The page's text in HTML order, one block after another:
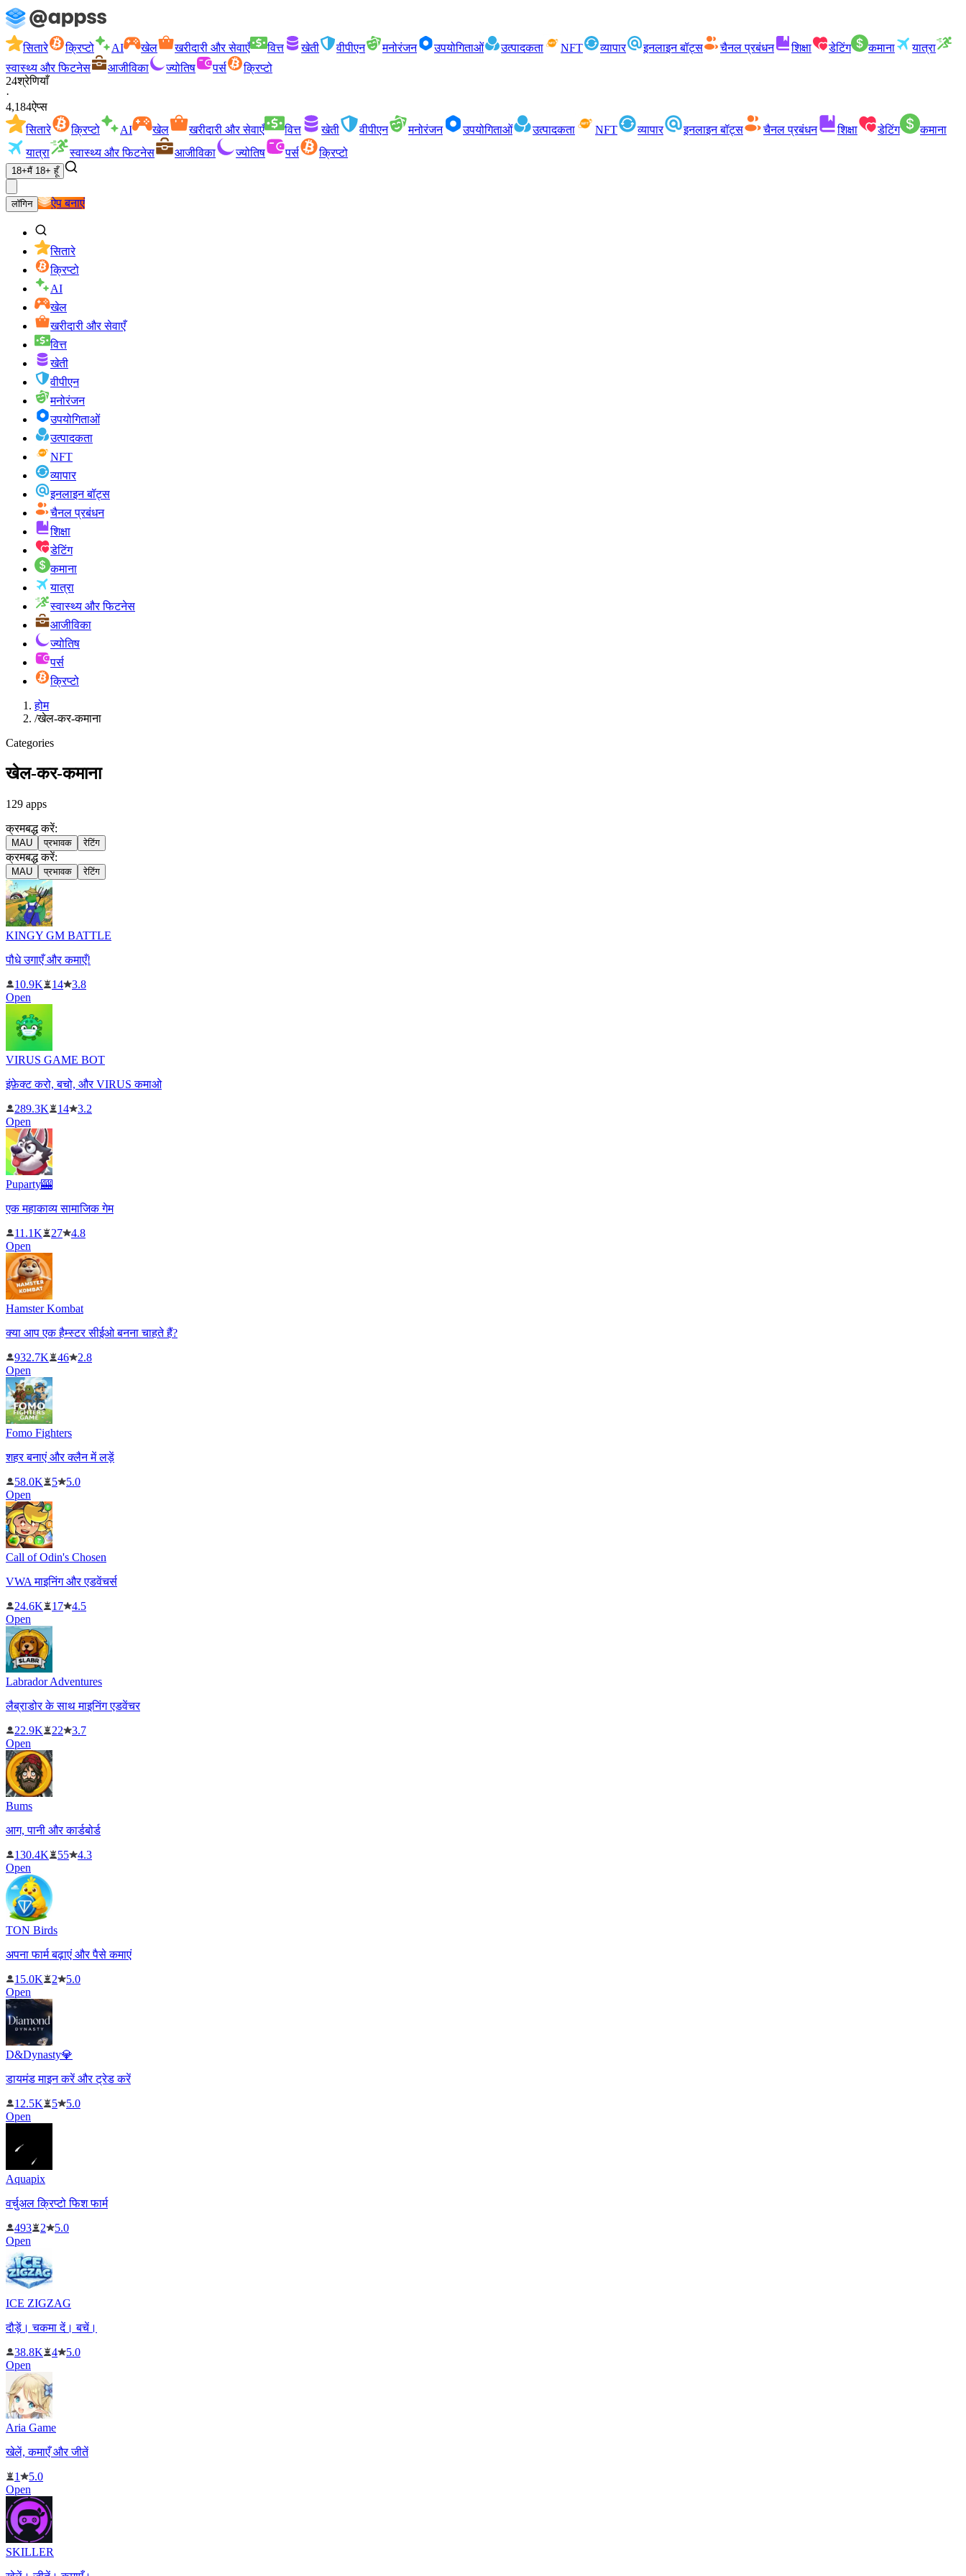
सितारे क्रिप्टो AI खेल खरीदारी और सेवाएँ वित्त खेती वीपीएन मनोरंजन उपयोगिताओं उत्पादकता NFT व्यापार इनलाइन बॉट्स चैनल प्रबंधन शिक्षा डेटिंग कमाना
यात्रा
स्वास्थ्य और फिटनेस
आजीविका ज्योतिष पर्स
क्रिप्टो
24श्रेणियाँ
·
4,184ऐप्स
सितारे
क्रिप्टो AI खेल खरीदारी और सेवाएँ वित्त खेती वीपीएन मनोरंजन उपयोगिताओं उत्पादकता NFT व्यापार इनलाइन बॉट्स चैनल प्रबंधन शिक्षा डेटिंग
कमाना
यात्रा
स्वास्थ्य और फिटनेस आजीविका ज्योतिष पर्स क्रिप्टो
18+मैं 18+ हूँ
लॉगिन ऐप बनाएं
सितारे
क्रिप्टो
AI
खेल
खरीदारी और सेवाएँ
वित्त
खेती
वीपीएन
मनोरंजन
उपयोगिताओं
उत्पादकता
NFT
व्यापार
इनलाइन बॉट्स
चैनल प्रबंधन
शिक्षा
डेटिंग
कमाना
यात्रा
स्वास्थ्य और फिटनेस
आजीविका
ज्योतिष
पर्स
क्रिप्टो
होम
/खेल-कर-कमाना
Categories
खेल-कर-कमाना
129 apps
क्रमबद्ध करें:
MAU प्रभावक रेटिंग
क्रमबद्ध करें:
MAU प्रभावक रेटिंग
KINGY GM BATTLE
पौधे उगाएँ और कमाएँ!
10.9K
14
3.8
Open
VIRUS GAME BOT
इंफ़ेक्ट करो, बचो, और VIRUS कमाओ
289.3K
14
3.2
Open
Puparty🎰
एक महाकाव्य सामाजिक गेम
11.1K
27
4.8
Open
Hamster Kombat
क्या आप एक हैम्स्टर सीईओ बनना चाहते हैं?
932.7K
46
2.8
Open
Fomo Fighters
शहर बनाएं और क्लैन में लड़ें
58.0K
5
5.0
Open
Call of Odin's Chosen
VWA माइनिंग और एडवेंचर्स
24.6K
17
4.5
Open
Labrador Adventures
लैब्राडोर के साथ माइनिंग एडवेंचर
22.9K
22
3.7
Open
Bums
आग, पानी और कार्डबोर्ड
130.4K
55
4.3
Open
TON Birds
अपना फार्म बढ़ाएं और पैसे कमाएं
15.0K
2
5.0
Open
D&Dynasty💎
डायमंड माइन करें और ट्रेड करें
12.5K
5
5.0
Open
Aquapix
वर्चुअल क्रिप्टो फिश फार्म
493
2
5.0
Open
ICE ZIGZAG
दौड़ें। चकमा दें। बचें।
38.8K
4
5.0
Open
Aria Game
खेलें, कमाएँ और जीतें
1
5.0
Open
SKILLER